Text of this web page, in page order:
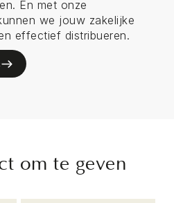
En met onze
we jouw zakelijke
effectief distribueren.
om te geven